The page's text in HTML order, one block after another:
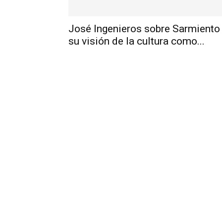
José Ingenieros sobre Sarmiento
su visión de la cultura como...